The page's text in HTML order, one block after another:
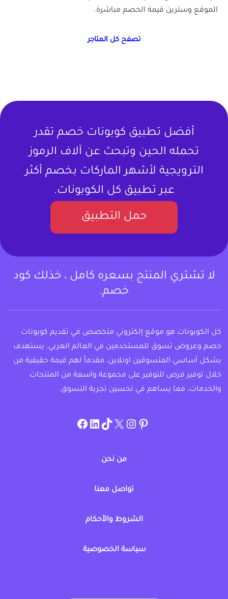
الموقع وسترين قيمة الخصم مباشرة.
تصفح كل المتاجر
أفضل تطبيق كوبونات خصم تقدر
تحمله الحين وتبحث عن آلاف الرموز
الترويجية لأشهر الماركات بخصم أكثر
عبر تطبيق كل الكوبونات.
حمل التطبيق
لا تشتري المنتج بسعره كامل ، خذلك كود
خصم.
كل الكوبونات هو موقع إلكتروني متخصص في تقديم كوبونات
خصم وعروض تسوق للمستخدمين في العالم العربي. يستهدف
بشكل أساسي المتسوقين اونلاين، مقدماً لهم قيمة حقيقية من
خلال توفير فرص للتوفير على مجموعة واسعة من المنتجات
والخدمات، مما يساهم في تحسين تجربة التسوق.
pinterest
allcouponat
twitter
TikTok
linkedin
facebook
من نحن
تواصل معنا
الشروط والأحكام
سياسة الخصوصية